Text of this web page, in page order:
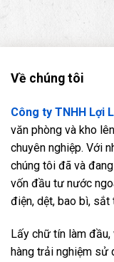
Về chúng tôi
Công ty TNHH Lợi
văn phòng và kho
chuyên nghiệp. Với
chúng tôi đã và
vốn đầu tư nước
điện, dệt, bao bì, sắt
Lấy chữ tín làm đầu,
hàng trải nghiệm sử